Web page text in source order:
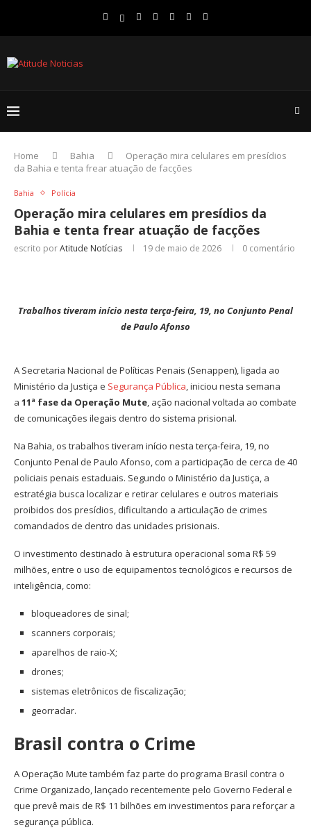
Home Bahia
Operação mira celulares em presídios
da Bahia e tenta frear atuação de facções
Bahia Polícia
Operação mira celulares em presídios da
Bahia e tenta frear atuação de facções
escrito porAtitude Notícias 19 de maio de 2026 0 comentário
Trabalhos tiveram início nesta terça-feira, 19, no Conjunto Penal
de Paulo Afonso
A Secretaria Nacional de Políticas Penais (Senappen), ligada ao
Ministério da Justiça e Segurança Pública, iniciou nesta semana
a 11ª fase da Operação Mute, ação nacional voltada ao combate
de comunicações ilegais dentro do sistema prisional.
Na Bahia, os trabalhos tiveram início nesta terça-feira, 19, no
Conjunto Penal de Paulo Afonso, com a participação de cerca de 40
policiais penais estaduais. Segundo o Ministério da Justiça, a
estratégia busca localizar e retirar celulares e outros materiais
proibidos dos presídios, dificultando a articulação de crimes
comandados de dentro das unidades prisionais.
O investimento destinado à estrutura operacional soma R$ 59
milhões, entre o uso de equipamentos tecnológicos e recursos de
inteligência, como:
bloqueadores de sinal;
scanners corporais;
aparelhos de raio-X;
drones;
sistemas eletrônicos de fiscalização;
georradar.
Brasil contra o Crime
A Operação Mute também faz parte do programa Brasil contra o
Crime Organizado, lançado recentemente pelo Governo Federal e
que prevê mais de R$ 11 bilhões em investimentos para reforçar a
segurança pública.